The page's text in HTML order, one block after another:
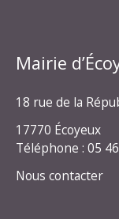
Mairie
18 rue de la
17770 Écoyeux
Téléphone : 05
Nous contacter